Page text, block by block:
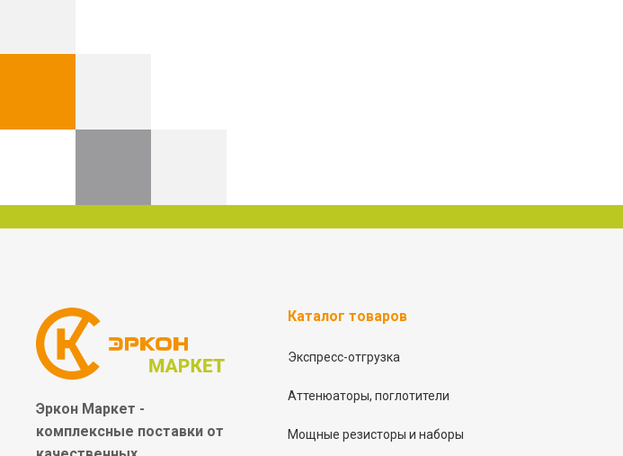
Эркон Маркет -
комплексные поставки от
Каталог товаров
Экспресс-отгрузка
Аттенюаторы, поглотители
Мощные резисторы и наборы